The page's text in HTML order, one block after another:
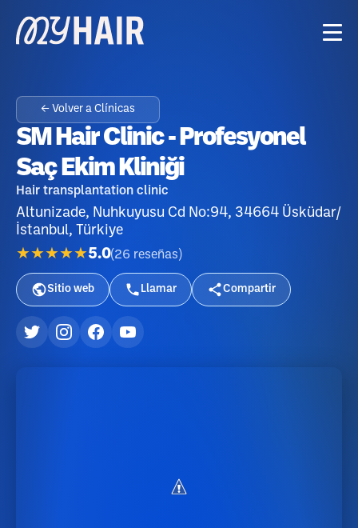
← Volver a Clínicas
SM Hair Clinic - Profesyonel
Saç Ekim Kliniği
Hair transplantation clinic
Altunizade, Nuhkuyusu Cd No:94, 34664 Üsküdar/
İstanbul, Türkiye
★★★★★5.0(26 reseñas )
Sitio web Llamar Compartir